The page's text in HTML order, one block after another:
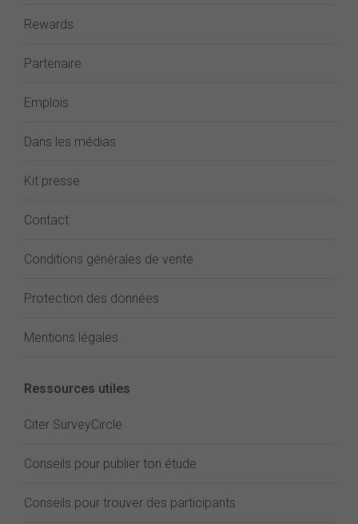
Rewards
Partenaire
Emplois
Dans les médias
Kit presse
Contact
Conditions générales de vente
Protection des données
Mentions légales
Ressources utiles
Citer SurveyCircle
Conseils pour publier ton étude
Conseils pour trouver des participants